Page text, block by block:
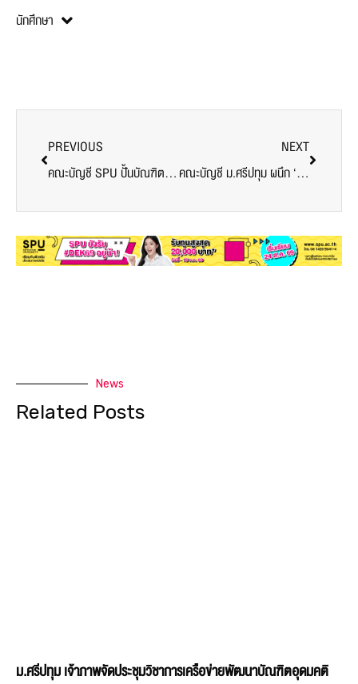
นักศึกษา
PREVIOUS
คณะบัญชี SPU ปั้นบัณฑิตคุณภาพยุคใหม่ ชูพลัง AI กุญแจขับเคลื่อนความสำเร็จสู่อนาคตการเงินดิจิทัล
NEXT
คณะบัญชี ม.ศรีปทุม ผนึก ‘SPU AI Club’ ติวเข้มการใช้งาน Make.com พลิกโฉมการทำงานบัญชีสู่ยุคดิจิทัล
News
Related Posts
ม.ศรีปทุม เจ้าภาพจัดประชุมวิชาการเครือข่ายพัฒนาบัณฑิตอุดมคติ